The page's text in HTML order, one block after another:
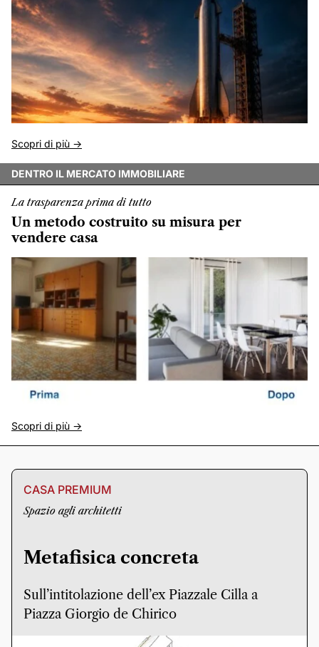
Scopri di più ->
DENTRO IL MERCATO IMMOBILIARE
La trasparenza prima di tutto
Un metodo costruito su misura per
vendere casa
Scopri di più ->
CASA PREMIUM
Spazio agli architetti
Metafisica concreta
Sull’intitolazione dell’ex Piazzale Cilla a
Piazza Giorgio de Chirico